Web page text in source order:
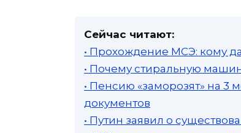
Сейчас читают:
• Прохождение МСЭ: кому
• Почему стиральную
• Пенсию «заморозят» на 3
документов
• Путин заявил о